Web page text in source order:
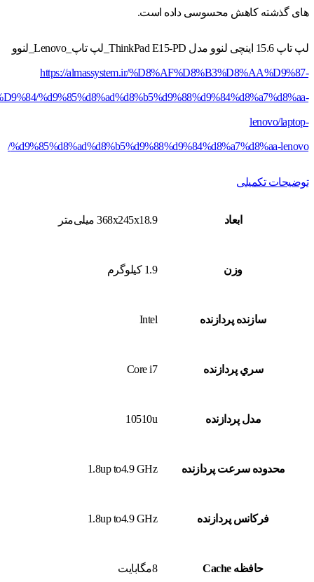
های گذشته کاهش محسوسی داده است.
لپ تاپ 15.6 اینچی لنوو مدل ThinkPad E15-PD_لپ تاپ_Lenovo_لنوو
https://almassystem.ir/%D8%AF%D8%B3%D8%AA%D9%87-
%d9%85%d8%ad%d8%b5%d9%88%d9%84%d8%a7%d8%aa-
lenovo/laptop-
%d9%85%d8%ad%d8%b5%d9%88%d9%84%d8%a7%d8%aa-lenovo/
توضیحات تکمیلی
ابعاد 368x245x18.9 میلی‌متر
وزن 1.9 کیلوگرم
سازنده پردازنده Intel
سري پردازنده Core i7
مدل پردازنده 10510u
محدوده سرعت پردازنده 1.8up to4.9 GHz
فرکانس پردازنده 1.8up to4.9 GHz
حافظه Cache 8مگابايت